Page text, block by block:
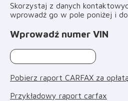
Skorzystaj z danych
wprowadź go w pole poniżej i
Wprowadź numer VIN
Pobierz raport CARFAX za
Przykładowy raport carfax